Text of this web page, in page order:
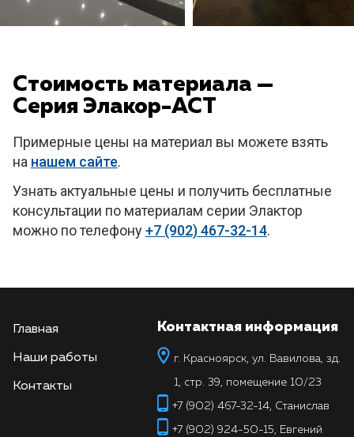
Стоимость материала —
Серия Элакор-АСТ
Примерные цены на материал вы можете взять
на нашем сайте.
Узнать актуальные цены и получить бесплатные
консультации по материалам серии Элактор
можно по телефону+7 (902) 467-32-14.
Главная
Наши работы
Контакты
Контактная информация
г. Красноярск, ул. Вавилова, зд.
1, стр. 39, помещение 10/23
+7 (902) 467-32-14, Станислав
+7 (902) 924-50-15, Евгений